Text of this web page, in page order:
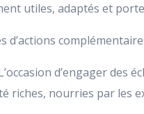
utiles, adaptés et
d’actions
d’engager des
riches, nourries par les